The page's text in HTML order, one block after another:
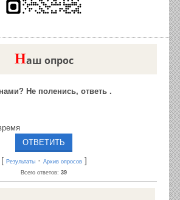
Наш опрос
Не поленись, ответь .
[ Результаты· Архив опросов]
Всего ответов: 39